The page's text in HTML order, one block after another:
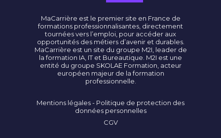
MaCarrière est le premier site en France de
formations professionnalisantes, directement
tournées vers l’emploi, pour accéder aux
opportunités des métiers d’avenir et durables.
MaCarrière est un site du groupe M2I, leader de
la formation IA, IT et Bureautique. M2I est une
entité du groupe SKOLAE Formation, acteur
européen majeur de la formation
professionnelle.
Mentions légales - Politique de protection des
données personnelles
CGV